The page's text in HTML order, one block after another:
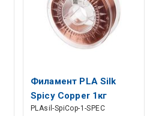
Филамент PLA Silk
Spicy Copper 1кг
Spectrum
PLAsil-SpiCop-1-SPEC